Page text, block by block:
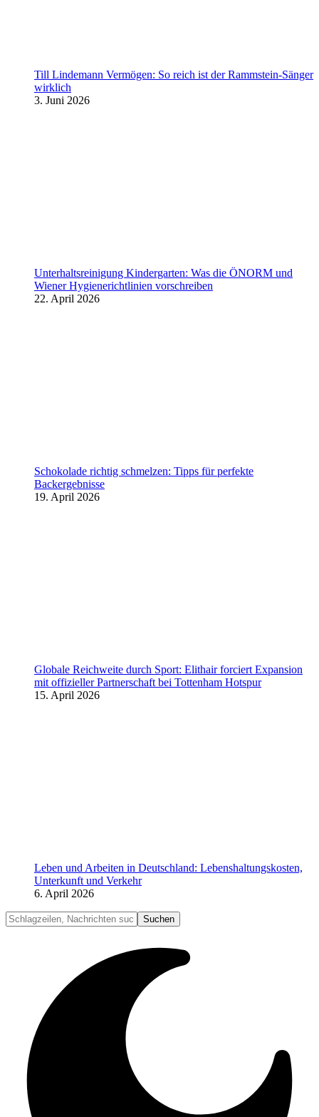
Till Lindemann Vermögen: So reich ist der Rammstein-Sänger
wirklich
3. Juni 2026
Unterhaltsreinigung Kindergarten: Was die ÖNORM und
Wiener Hygienerichtlinien vorschreiben
22. April 2026
Schokolade richtig schmelzen: Tipps für perfekte
Backergebnisse
19. April 2026
Globale Reichweite durch Sport: Elithair forciert Expansion
mit offizieller Partnerschaft bei Tottenham Hotspur
15. April 2026
Leben und Arbeiten in Deutschland: Lebenshaltungskosten,
Unterkunft und Verkehr
6. April 2026